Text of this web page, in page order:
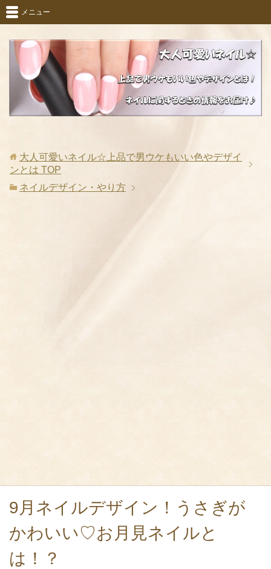
メニュー
大人可愛いネイル☆上品で男ウケもいい色やデザイ
ンとは TOP
ネイルデザイン・やり方
9月ネイルデザイン！うさぎが
かわいい♡お月見ネイルと
は！？